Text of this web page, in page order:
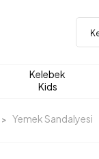
Kelebek
Kids
Yemek Sandalyesi